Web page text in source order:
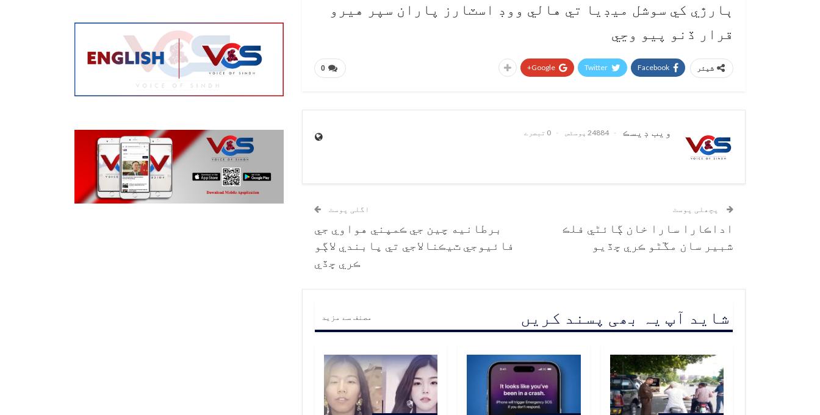
ٻارڙي کي سوشل ميڊيا تي هالي ووڊ اسٽارز پاران سپر هيرو
قرار ڏنو پيو وڃي
0 شیئر Facebook
Twitter
Google+
ويب ڊيسڪ 24884 پوسٹس 0 تبصرے
پچھلی پوسٹ
اداڪارا سارا خان ڳائڻي فلڪ
شبير سان مڱڻو ڪري ڇڏيو
اگلی پوسٹ
برطانيه چين جي ڪمپني هواوي جي
فائيوجي ٽيڪنالاجي تي پابندي لاڳو
ڪري ڇڏي
شاید آپ یہ بھی پسند کریں مصنف سے مزید